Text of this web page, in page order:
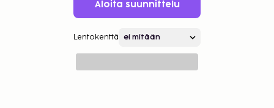
Aloita suunnittelu
Lentokenttä